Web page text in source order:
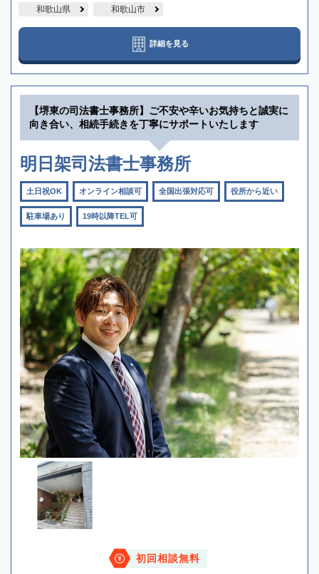
和歌山県 和歌山市
詳細を見る
【堺東の司法書士事務所】ご不安や辛いお気持ちと誠実に
向き合い、相続手続きを丁寧にサポートいたします
明日架司法書士事務所
土日祝OK オンライン相談可 全国出張対応可 役所から近い
駐車場あり 19時以降TEL可
初回相談無料